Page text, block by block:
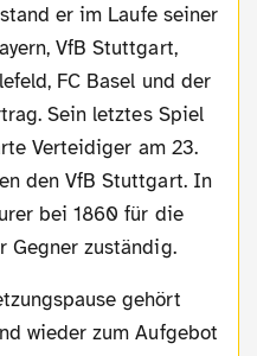
er im Laufe seiner
VfB Stuttgart,
FC Basel und der
Sein letztes Spiel
Verteidiger am 23.
den VfB Stuttgart. In
bei 1860 für die
Gegner zuständig.
wieder zum Aufgebot